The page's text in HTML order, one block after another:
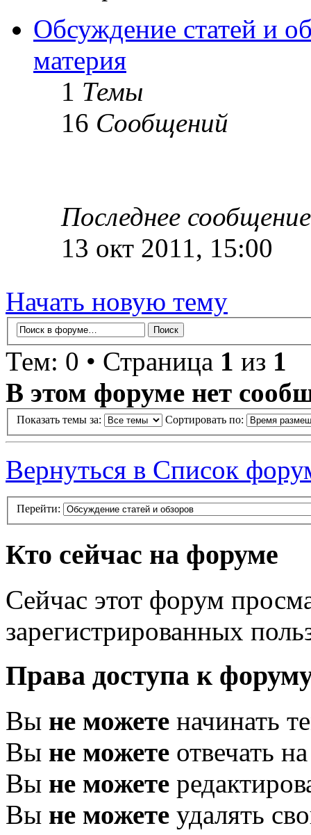
Обсуждение статей и
материя
1 Темы
16 Сообщений
Последнее сообщение
13 окт 2011, 15:00
Начать новую тему
Тем: 0 • Страница 1 из 1
В этом форуме нет
Показать темы за: Сортировать по:
Вернуться в Список
Перейти:
Кто сейчас на форуме
Сейчас этот форум
зарегистрированных
Права доступа к
Вы не можете начинать
Вы не можете отвечать
Вы не можете
Вы не можете удалять